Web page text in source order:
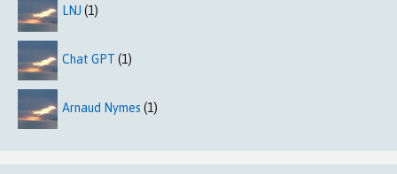
LNJ (1)
Chat GPT (1)
Arnaud Nymes (1)